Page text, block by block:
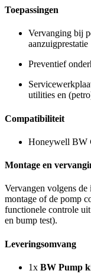
Toepassingen
Vervanging bij
aanzuigprestatie
Preventief
utilities en
Compatibiliteit
Honeywell BW
Montage en
Vervangen volgens
montage of de pomp
functionele controle
en bump test).
Leveringsomvang
1x BW Pump